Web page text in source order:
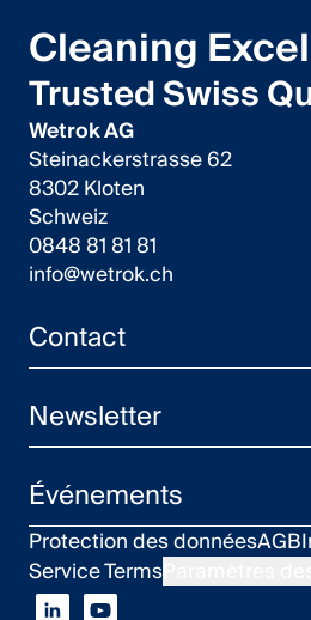
Cleaning
Trusted Swiss
Wetrok AG
Steinackerstrasse 62
8302 Kloten
Schweiz
0848 81 81 81
info@wetrok.ch
Contact
Newsletter
Événements
Protection des donnéesAGB
Service Terms